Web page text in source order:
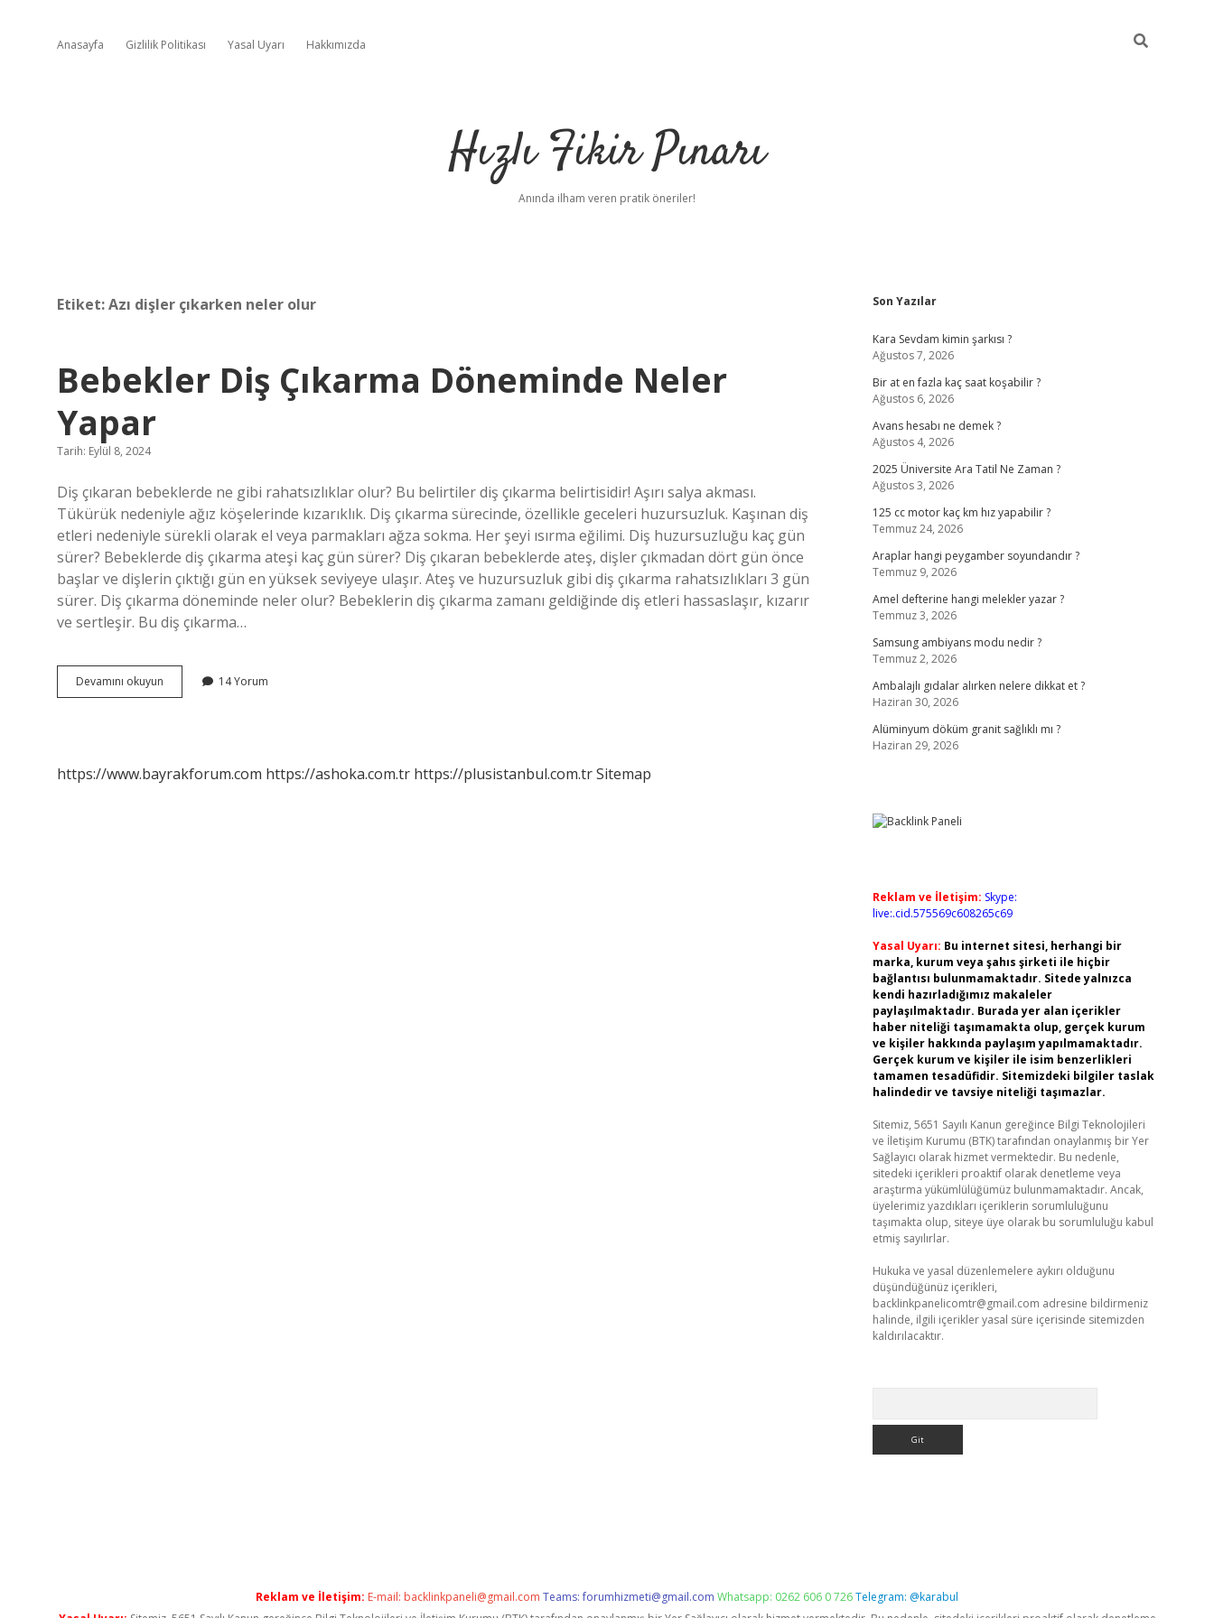
Anasayfa Gizlilik Politikası Yasal Uyarı Hakkımızda
Hızlı Fikir Pınarı
Anında ilham veren pratik öneriler!
Etiket:Azı dişler çıkarken neler olur
Bebekler Diş Çıkarma Döneminde Neler
Yapar
Tarih: Eylül 8, 2024
Diş çıkaran bebeklerde ne gibi rahatsızlıklar olur? Bu belirtiler diş çıkarma belirtisidir! Aşırı salya akması.
Tükürük nedeniyle ağız köşelerinde kızarıklık. Diş çıkarma sürecinde, özellikle geceleri huzursuzluk. Kaşınan diş
etleri nedeniyle sürekli olarak el veya parmakları ağza sokma. Her şeyi ısırma eğilimi. Diş huzursuzluğu kaç gün
sürer? Bebeklerde diş çıkarma ateşi kaç gün sürer? Diş çıkaran bebeklerde ateş, dişler çıkmadan dört gün önce
başlar ve dişlerin çıktığı gün en yüksek seviyeye ulaşır. Ateş ve huzursuzluk gibi diş çıkarma rahatsızlıkları 3 gün
sürer. Diş çıkarma döneminde neler olur? Bebeklerin diş çıkarma zamanı geldiğinde diş etleri hassaslaşır, kızarır
ve sertleşir. Bu diş çıkarma…
Devamını okuyun Bebekler
Diş
14 Yorum
https://www.bayrakforum.com https://ashoka.com.tr https://plusistanbul.com.trSitemap
Sidebar
Son Yazılar
Kara Sevdam kimin şarkısı ?
Ağustos 7, 2026
Bir at en fazla kaç saat koşabilir ?
Ağustos 6, 2026
Avans hesabı ne demek ?
Ağustos 4, 2026
2025 Üniversite Ara Tatil Ne Zaman ?
Ağustos 3, 2026
125 cc motor kaç km hız yapabilir ?
Temmuz 24, 2026
Araplar hangi peygamber soyundandır ?
Temmuz 9, 2026
Amel defterine hangi melekler yazar ?
Temmuz 3, 2026
Samsung ambiyans modu nedir ?
Temmuz 2, 2026
Ambalajlı gıdalar alırken nelere dikkat et ?
Haziran 30, 2026
Alüminyum döküm granit sağlıklı mı ?
Haziran 29, 2026
Reklam ve İletişim: Skype:
live:.cid.575569c608265c69
Yasal Uyarı: Bu internet sitesi, herhangi bir
marka, kurum veya şahıs şirketi ile hiçbir
bağlantısı bulunmamaktadır. Sitede yalnızca
kendi hazırladığımız makaleler
paylaşılmaktadır. Burada yer alan içerikler
haber niteliği taşımamakta olup, gerçek kurum
ve kişiler hakkında paylaşım yapılmamaktadır.
Gerçek kurum ve kişiler ile isim benzerlikleri
tamamen tesadüfidir. Sitemizdeki bilgiler taslak
halindedir ve tavsiye niteliği taşımazlar.
Sitemiz, 5651 Sayılı Kanun gereğince Bilgi Teknolojileri
ve İletişim Kurumu (BTK) tarafından onaylanmış bir Yer
Sağlayıcı olarak hizmet vermektedir. Bu nedenle,
sitedeki içerikleri proaktif olarak denetleme veya
araştırma yükümlülüğümüz bulunmamaktadır. Ancak,
üyelerimiz yazdıkları içeriklerin sorumluluğunu
taşımakta olup, siteye üye olarak bu sorumluluğu kabul
etmiş sayılırlar.
Hukuka ve yasal düzenlemelere aykırı olduğunu
düşündüğünüz içerikleri,
backlinkpanelicomtr@gmail.com adresine bildirmeniz
halinde, ilgili içerikler yasal süre içerisinde sitemizden
kaldırılacaktır.
Reklam ve İletişim: E-mail: backlinkpaneli@gmail.com Teams:forumhizmeti@gmail.com Whatsapp: 0262 606 0 726Telegram: @karabul